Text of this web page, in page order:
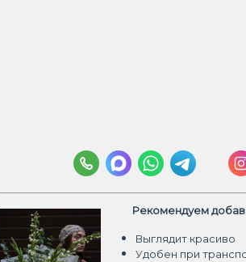
Рекомендуем
Выглядит красиво
Удобен при